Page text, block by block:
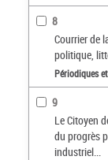
8
Courrier de
politique,
Périodiques
9
Le Citoyen
du progrès
industriel...